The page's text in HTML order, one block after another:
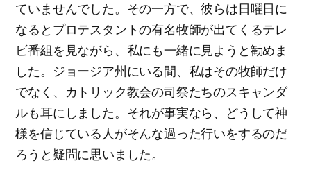
ていませんでした。その一方で、彼らは日曜日に
なるとプロテスタントの有名牧師が出てくるテレ
ビ番組を見ながら、私にも一緒に見ようと勧めま
した。ジョージア州にいる間、私はその牧師だけ
でなく、カトリック教会の司祭たちのスキャンダ
ルも耳にしました。それが事実なら、どうして神
様を信じている人がそんな過った行いをするのだ
ろうと疑問に思いました。